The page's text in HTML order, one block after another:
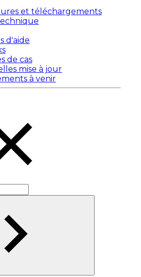
et téléchargements
d'aide
de cas
mise à jour
à venir